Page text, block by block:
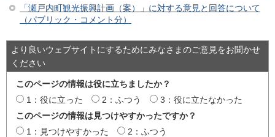
「瀬戸内町観光振興計画（案）」に対する意見と回答について
（パブリック・コメント分）
より良いウェブサイトにするためにみなさまのご意見をお聞かせ
ください
このページの情報は役に立ちましたか？
1：役に立った
2：ふつう
3：役に立たなかった
このページの情報は見つけやすかったですか？
1：見つけやすかった
2：ふつう